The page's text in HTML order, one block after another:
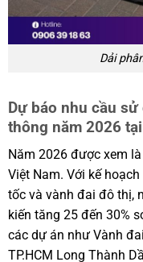
Dải
Dự báo nhu cầu
thông năm 2026
Năm 2026 được xem
Việt Nam. Với kế
tốc và vành đai đô thị,
kiến tăng 25 đến 30%
các dự án như Vành
TP.HCM Long Thành